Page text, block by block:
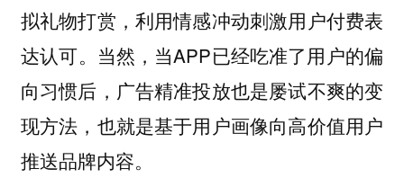
拟礼物打赏，利用情感冲动刺激用户付费表
达认可。当然，当APP已经吃准了用户的偏
向习惯后，广告精准投放也是屡试不爽的变
现方法，也就是基于用户画像向高价值用户
推送品牌内容。